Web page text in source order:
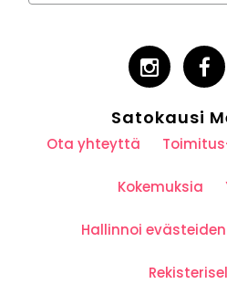
Satokausi
Ota yhteyttä
Kokemuksia
Hallinnoi